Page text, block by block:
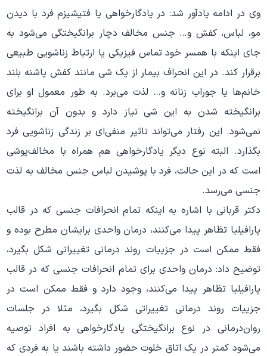
وی در ادامه یادآور شد: در یادگارخواهی یا فتیشیزم فرد با دیدن
مو، لباس، کفش و… جنس مخالف دچار برانگیختگی می‌شود به
جای اینکه با همسر خود تماس فیزیکی یا ارتباط زناشویی طبیعی
برقرار کند. در این انحراف بیمار از یک شی مانند کفش پاشنه بلند
خانم‌ها یا جوراب زنانه و… لذت می‌برد. به طور معمول او برای
برانگیخته شدن به این شی نیاز دارد و بدون آن برانگیخته
نمی‌شود. این رفتار می‌تواند تاثیر منفی‌ای بر زندگی زناشویی فرد
بگذارد. البته نوع دیگر یادگارخواهی هم همراه با مخالف‌پوشی
است که در این حالت، فرد با پوشیدن لباس جنس مخالف به لذت
جنسی می‌رسد.
دکتر قربانی با اشاره به اینکه تمام انحرافات جنسی که در قالب
پارافیلیا تظاهر پیدا می‌کنند، درمان واحدی برایشان مطرح بوده و
فقط ممکن است در جزییات روند درمانی تغییراتی شکل بگیرد،
توضیح داد: درمان واحدی برای تمام انحرافات جنسی که در قالب
پارافیلیا تظاهر پیدا می‌کنند، وجود دارد و فقط ممکن است در
جزییات روند درمانی تغییراتی شکل بگیرد، مثلا در جلسات
روان‌درمانی در نوع برانگیختگی یادگارخواهی به افراد توصیه
می‌شود کمتر در یک اتاق خلوت حضور داشته باشند یا به فردی که